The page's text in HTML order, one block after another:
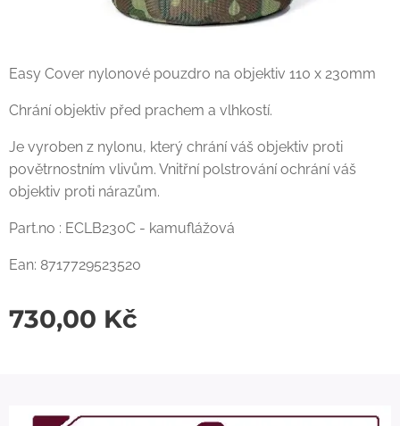
Easy Cover nylonové pouzdro na objektiv 110 x 230mm
Chrání objektiv před prachem a vlhkostí.
Je vyroben z nylonu, který chrání váš objektiv proti
povětrnostním vlivům. Vnitřní polstrování ochrání váš
objektiv proti nárazům.
Part.no : ECLB230C - kamuflážová
Ean: 8717729523520
730,00 Kč